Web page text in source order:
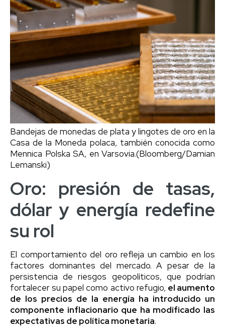
Bandejas de monedas de plata y lingotes de oro en la
Casa de la Moneda polaca, también conocida como
Mennica Polska SA, en Varsovia.(Bloomberg/Damian
Lemanski)
Oro: presión de tasas,
dólar y energía redefine
su rol
El comportamiento del oro refleja un cambio en los
factores dominantes del mercado. A pesar de la
persistencia de riesgos geopolíticos, que podrían
fortalecer su papel como activo refugio, el aumento
de los precios de la energía ha introducido un
componente inflacionario que ha modificado las
expectativas de política monetaria.